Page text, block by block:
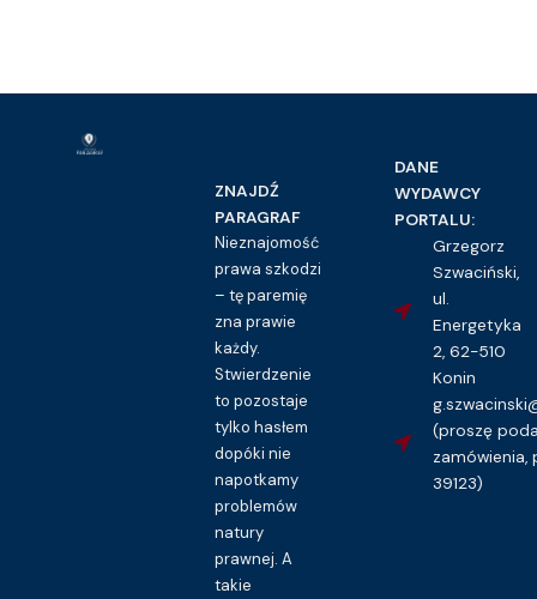
ZNAJDŹ
PARAGRAF
Nieznajomość
prawa szkodzi
– tę paremię
zna prawie
każdy.
Stwierdzenie
to pozostaje
tylko hasłem
dopóki nie
napotkamy
problemów
natury
prawnej. A
takie
DANE
WYDAWCY
PORTALU:
Grzegorz
Szwaciński,
ul.
Energetyka
2, 62-510
Konin
(proszę
zamówienia,
39123)